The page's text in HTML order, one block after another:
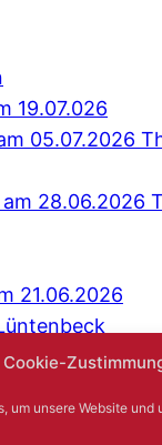
Cookie-
um unsere Website
19.07.026
05.07.2026
28.06.2026
21.06.2026
sagt
17.05.2026